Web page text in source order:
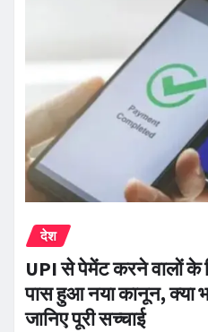
देश
UPI से पेमेंट करने वालों
पास हुआ नया कानून, क्या
जानिए पूरी सच्चाई